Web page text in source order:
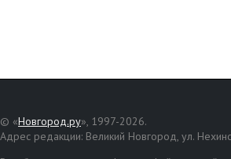
© «Новгород.ру», 1997-2026.
Адрес редакции: Великий Новгород, ул.